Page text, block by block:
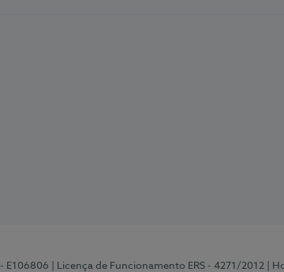
- E106806 | Licença de Funcionamento ERS - 4271/2012 |